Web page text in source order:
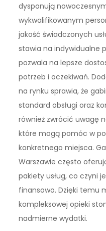
dysponują
wykwalifikowanym
jakość świadczonych
stawia na indywidualne
pozwala na lepsze
potrzeb i oczekiwań.
na rynku sprawia, że
standard obsługi oraz
również zwrócić uwagę
które mogą pomóc w
konkretnego miejsca.
Warszawie często
pakiety usług, co czyni
finansowo. Dzięki temu
kompleksowej opieki
nadmierne wydatki.